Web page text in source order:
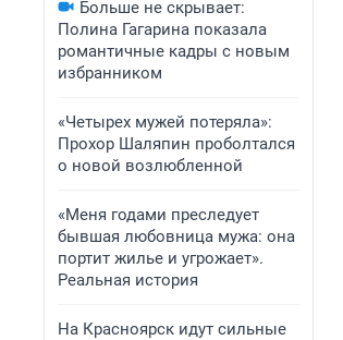
Больше не скрывает:
Полина Гагарина показала
романтичные кадры с новым
избранником
«Четырех мужей потеряла»:
Прохор Шаляпин проболтался
о новой возлюбленной
«Меня годами преследует
бывшая любовница мужа: она
портит жилье и угрожает».
Реальная история
На Красноярск идут сильные